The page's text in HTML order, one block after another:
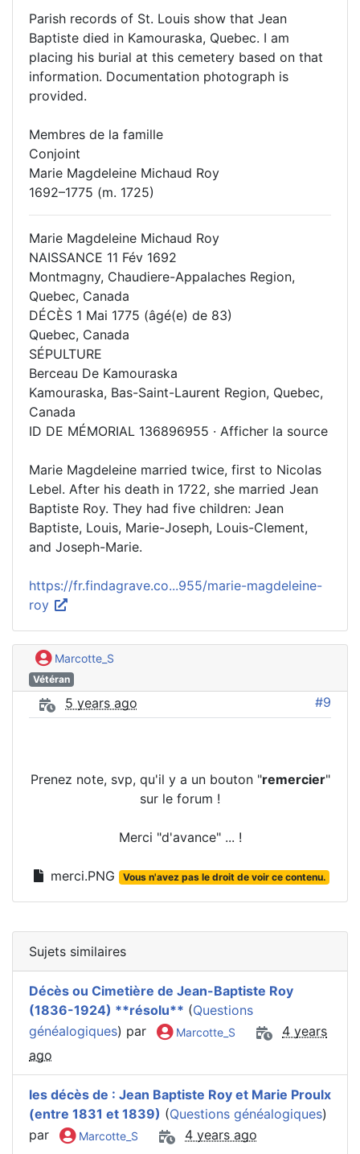
Parish records of St. Louis show that Jean
Baptiste died in Kamouraska, Quebec. I am
placing his burial at this cemetery based on that
information. Documentation photograph is
provided.
Membres de la famille
Conjoint
Marie Magdeleine Michaud Roy
1692–1775 (m. 1725)
Marie Magdeleine Michaud Roy
NAISSANCE 11 Fév 1692
Montmagny, Chaudiere-Appalaches Region,
Quebec, Canada
DÉCÈS 1 Mai 1775 (âgé(e) de 83)
Quebec, Canada
SÉPULTURE
Berceau De Kamouraska
Kamouraska, Bas-Saint-Laurent Region, Quebec,
Canada
ID DE MÉMORIAL 136896955 · Afficher la source
Marie Magdeleine married twice, first to Nicolas
Lebel. After his death in 1722, she married Jean
Baptiste Roy. They had five children: Jean
Baptiste, Louis, Marie-Joseph, Louis-Clement,
and Joseph-Marie.
https://fr.findagrave.co...955/marie-magdeleine-
roy
Marcotte_S
Vétéran
5 years ago #9
Prenez note, svp, qu'il y a un bouton "remercier"
sur le forum !
Merci "d'avance" ... !
merci.PNG Vous n'avez pas le droit de voir ce contenu.
Sujets similaires
Décès ou Cimetière de Jean-Baptiste Roy
(1836-1924) **résolu** (Questions
généalogiques) par Marcotte_S
4 years
ago
les décès de : Jean Baptiste Roy et Marie Proulx
(entre 1831 et 1839) (Questions généalogiques)
par
Marcotte_S 4 years ago